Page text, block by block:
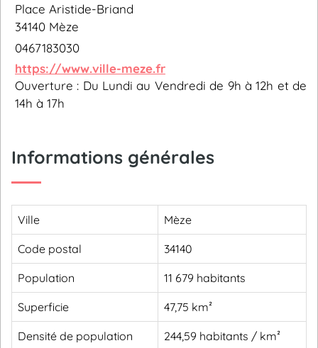
Place Aristide-Briand
34140 Mèze
0467183030
https://www.ville-meze.fr
Ouverture : Du Lundi au Vendredi de 9h à 12h et de
14h à 17h
Informations générales
Ville Mèze
Code postal 34140
Population 11 679 habitants
Superficie 47,75 km²
Densité de population 244,59 habitants / km²